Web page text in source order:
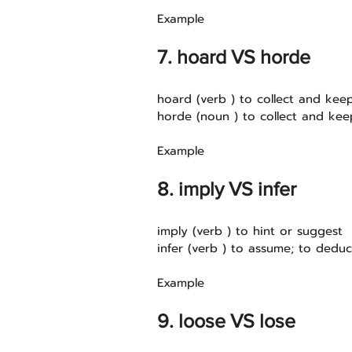
Example
7. hoard VS horde
hoard (verb ) to collect and
horde (noun ) to collect and
Example
8. imply VS infer
imply (verb ) to hint or suggest
infer (verb ) to assume; to
Example
9. loose VS lose